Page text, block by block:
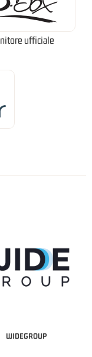
ufficiale
WIDEGROUP